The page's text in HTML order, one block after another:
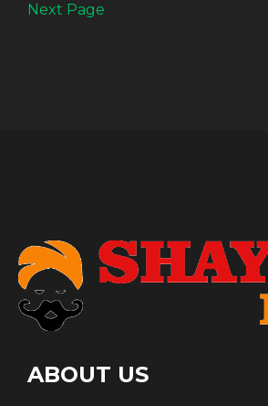
Next Page
ABOUT US